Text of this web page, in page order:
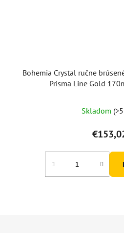
Bohemia Crystal ručne
Prisma Line Gold
Skladom